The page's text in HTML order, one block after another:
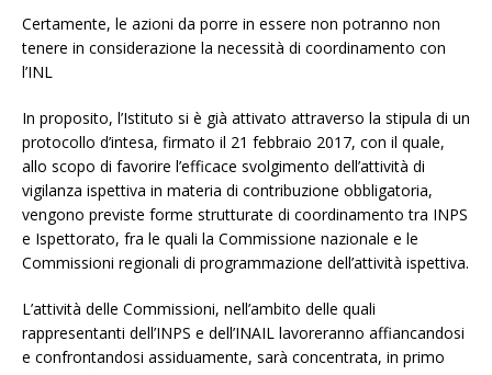
Certamente, le azioni da porre in essere non potranno non
tenere in considerazione la necessità di coordinamento con
l’INL
In proposito, l’Istituto si è già attivato attraverso la stipula di un
protocollo d’intesa, firmato il 21 febbraio 2017, con il quale,
allo scopo di favorire l’efficace svolgimento dell’attività di
vigilanza ispettiva in materia di contribuzione obbligatoria,
vengono previste forme strutturate di coordinamento tra INPS
e Ispettorato, fra le quali la Commissione nazionale e le
Commissioni regionali di programmazione dell’attività ispettiva.
L’attività delle Commissioni, nell’ambito delle quali
rappresentanti dell’INPS e dell’INAIL lavoreranno affiancandosi
e confrontandosi assiduamente, sarà concentrata, in primo